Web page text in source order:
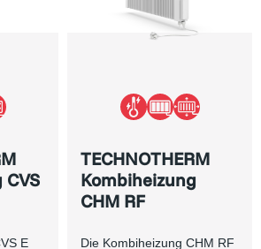
E
TECHNOTHERM
Kombiheizung
CHM RF
Die Kombiheizung CHM RF